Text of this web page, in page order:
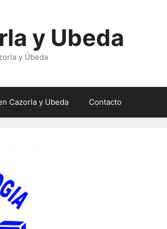
y Ubeda
y Úbeda
Cazorla y Ubeda Contacto